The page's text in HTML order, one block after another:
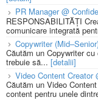
PR Manager @
RESPONSABILITĂȚI
comunicare integrată
Copywriter
Căutăm un Copywriter
trebuie să... [detalii]
Video Content Creator
Căutăm un Video
content pentru unele